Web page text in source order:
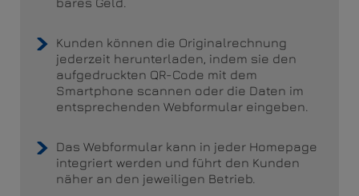
Kunden können die Originalrechnung
jederzeit herunterladen, indem sie den
aufgedruckten QR-Code mit dem
Smartphone scannen oder die Daten im
entsprechenden Webformular eingeben.
Das Webformular kann in jeder Homepage
integriert werden und führt den Kunden
näher an den jeweiligen Betrieb.